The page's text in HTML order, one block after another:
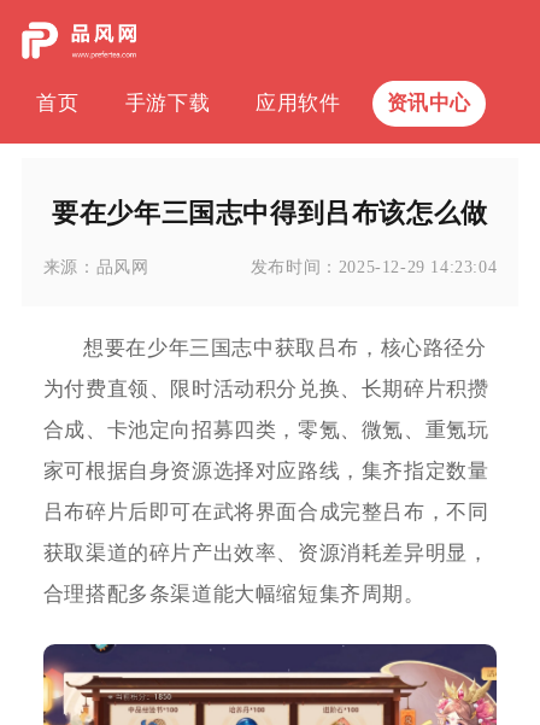
首页 手游下载 应用软件 资讯中心
要在少年三国志中得到吕布该怎么做
来源： 品风网 发布时间： 2025-12-29 14:23:04
想要在少年三国志中获取吕布，核心路径分
为付费直领、限时活动积分兑换、长期碎片积攒
合成、卡池定向招募四类，零氪、微氪、重氪玩
家可根据自身资源选择对应路线，集齐指定数量
吕布碎片后即可在武将界面合成完整吕布，不同
获取渠道的碎片产出效率、资源消耗差异明显，
合理搭配多条渠道能大幅缩短集齐周期。